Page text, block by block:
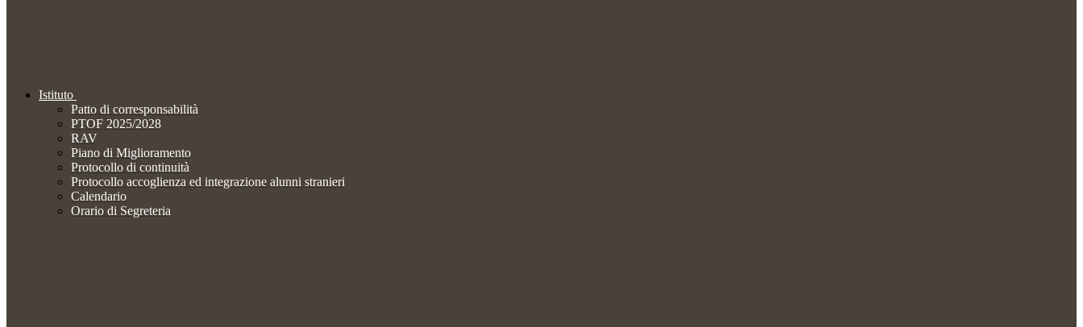
Istituto
Patto di corresponsabilità
PTOF 2025/2028
RAV
Piano di Miglioramento
Protocollo di continuità
Protocollo accoglienza ed integrazione alunni stranieri
Calendario
Orario di Segreteria